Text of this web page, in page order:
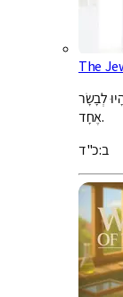
The
לְבָשָׂר
אֶחָד.
ב:כ"ד